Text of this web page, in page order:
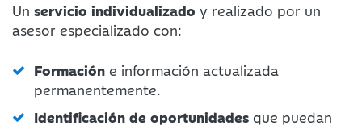
Un servicio individualizado y realizado por un
asesor especializado con:
Formación e información actualizada
permanentemente.
Identificación de oportunidades que puedan